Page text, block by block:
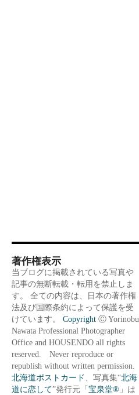
著作権表示
当ブログに掲載されている写真や
記事の無断転載・転用を禁止しま
す。 全ての内容は、日本の著作権
法及び国際条約によって保護を受
けています。 Copyright Ⓒ Yorinobu
Nawata Professional Photographer
Office and HOUSENDO all rights
reserved. Never reproduce or
republish without written permission.
北海道ポストカード
、写真集“北海
道に恋して”発行元「 宝泉堂® 」は